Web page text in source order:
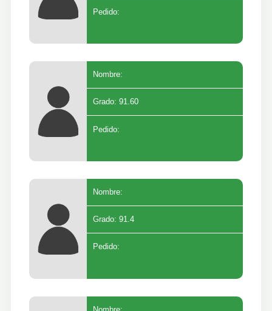
Pedido:
Nombre:
Grado: 91.60
Pedido:
Nombre:
Grado: 91.4
Pedido: